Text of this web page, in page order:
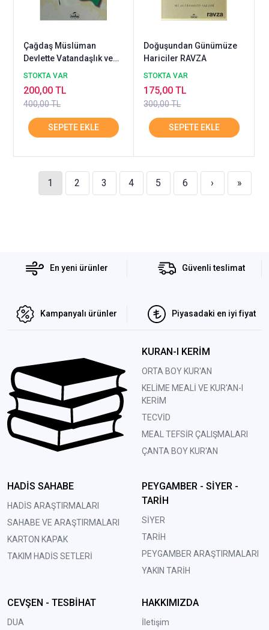
Çağdaş Müslüman
Devlette Vatandaşlık ve
Vatan Kavramı
STOKTA VAR
400,00 TL
200,00 TL
Doğuşundan Günümüze
Hariciler RAVZA
STOKTA VAR
300,00 TL
175,00 TL
1 2 3 4 5 6 › »
En yeni ürünler Güvenli teslimat
Kampanyalı ürünler Piyasadaki en iyi fiyat
KURAN-I KERİM
ORTA BOY KUR'AN
KELİME MEALİ VE KUR'AN-I
KERİM
TECVİD
MEAL TEFSİR ÇALIŞMALARI
ÇANTA BOY KUR'AN
HADİS SAHABE
HADİS ARAŞTIRMALARI
SAHABE VE ARAŞTIRMALARI
KARTON KAPAK
TAKIM HADİS SETLERİ
PEYGAMBER - SİYER -
TARİH
SİYER
TARİH
PEYGAMBER ARAŞTIRMALARI
YAKIN TARİH
CEVŞEN - TESBİHAT
DUA
HAKKIMIZDA
İletişim